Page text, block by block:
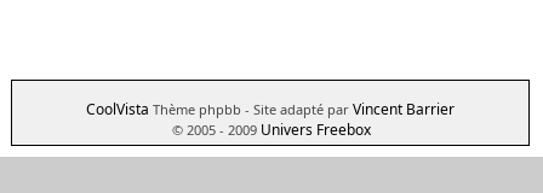
CoolVista Thème phpbb - Site adapté par Vincent Barrier
© 2005 - 2009 Univers Freebox